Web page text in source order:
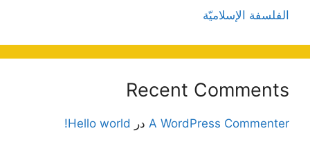
الفلسفة الإسلاميّة
Recent Comments
A WordPress Commenter در Hello world!